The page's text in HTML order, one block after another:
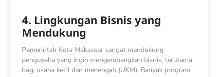
4. Lingkungan Bisnis yang
Mendukung
Pemerintah Kota Makassar sangat mendukung
pengusaha yang ingin mengembangkan bisnis, terutama
bagi usaha kecil dan menengah (UKM). Banyak program